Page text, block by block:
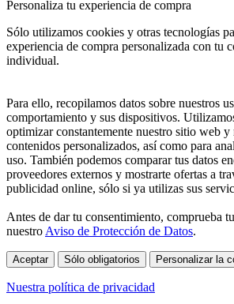
Personaliza tu experiencia de compra
Sólo utilizamos cookies y otras tecnologías
experiencia de compra personalizada con tu
individual.
Para ello, recopilamos datos sobre nuestros
comportamiento y sus dispositivos.
optimizar constantemente nuestro sitio web
contenidos personalizados, así como para
uso. También podemos comparar tus datos
proveedores externos y mostrarte ofertas a
publicidad online, sólo si ya utilizas sus
Antes de dar tu consentimiento, comprueba
nuestro Aviso de Protección de Datos.
Aceptar Sólo obligatorios Personalizar la
Nuestra política de privacidad